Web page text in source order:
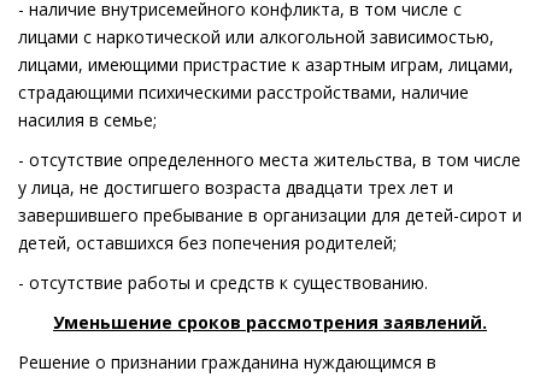
- наличие внутрисемейного конфликта, в том числе с
лицами с наркотической или алкогольной зависимостью,
лицами, имеющими пристрастие к азартным играм, лицами,
страдающими психическими расстройствами, наличие
насилия в семье;
- отсутствие определенного места жительства, в том числе
у лица, не достигшего возраста двадцати трех лет и
завершившего пребывание в организации для детей-сирот и
детей, оставшихся без попечения родителей;
- отсутствие работы и средств к существованию.
Уменьшение сроков рассмотрения заявлений.
Решение о признании гражданина нуждающимся в